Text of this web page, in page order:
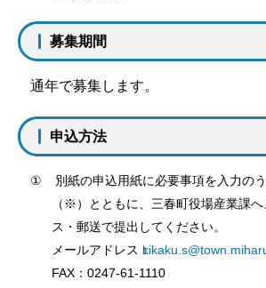
募集期間
通年で募集します。
申込方法
①
別紙の申込用紙に必要事項を入力の
（※）とともに、三春町役場産業課
ス・郵送で提出してください。
メールアドレス：
FAX ： 0247-61-1110